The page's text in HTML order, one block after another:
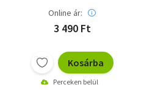
Online ár:
3 490 Ft
Kosárba
Perceken belül